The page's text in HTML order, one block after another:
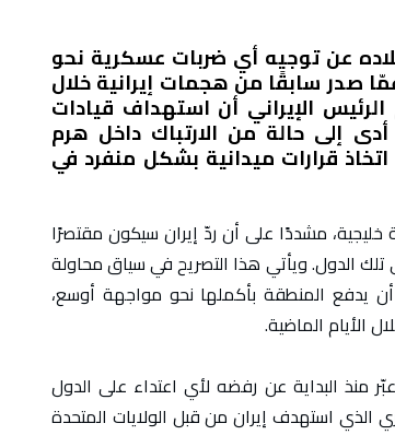
عن توجيه أي ضربات عسكرية نحو
صدر سابقًا من هجمات إيرانية خلال
الإيراني أن استهداف قيادات
أدى إلى حالة من الارتباك داخل هرم
قرارات ميدانية بشكل منفرد في
خليجية، مشددًا على أن ردّ إيران سيكون مقتصرًا
الدول. ويأتي هذا التصريح في سياق محاولة
أن يدفع المنطقة بأكملها نحو مواجهة أوسع،
الأيام الماضية.
منذ البداية عن رفضه لأي اعتداء على الدول
الذي استهدف إيران من قبل الولايات المتحدة